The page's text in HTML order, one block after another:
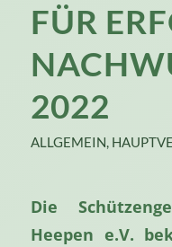
FÜR
2022
ALLGEMEIN,
Die
Heepen e.V.